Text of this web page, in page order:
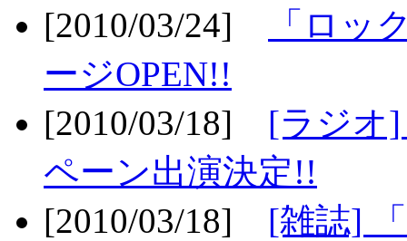
[2010/03/24]
「ロッ
ージOPEN!!
[2010/03/18] [ラジオ
ペーン出演決定!!
[2010/03/18] [雑誌]